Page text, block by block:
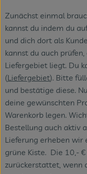
Zunächst einmal
kannst du indem du
und dich dort als
kannst du auch
Liefergebiet liegt. Du
(Liefergebiet). Bitte
und bestätige diese.
deine gewünschten
Warenkorb legen.
Bestellung auch aktiv
Lieferung erheben wir
grüne Kiste. Die 10,-
zurückerstattet, wenn